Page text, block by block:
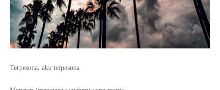
Terpesona, aku terpesona